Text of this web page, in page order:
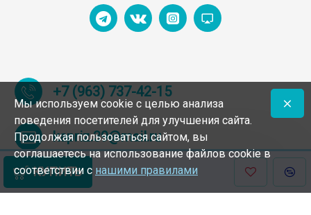
КУПИТЬ
+7 (963) 737-42-15
kapriz.39@mail.ru
Мы используем cookie с целью анализа
поведения посетителей для улучшения сайта.
Продолжая пользоваться сайтом, вы
соглашаетесь на использование файлов cookie в
соответствии с нашими правилами